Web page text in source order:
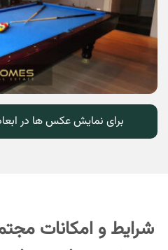
برای نمایش عکس ها در
شرایط و امکانات